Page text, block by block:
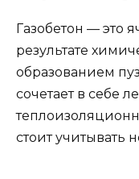
Газобетон — это
результате
образованием
сочетает в себе
стоит учитывать